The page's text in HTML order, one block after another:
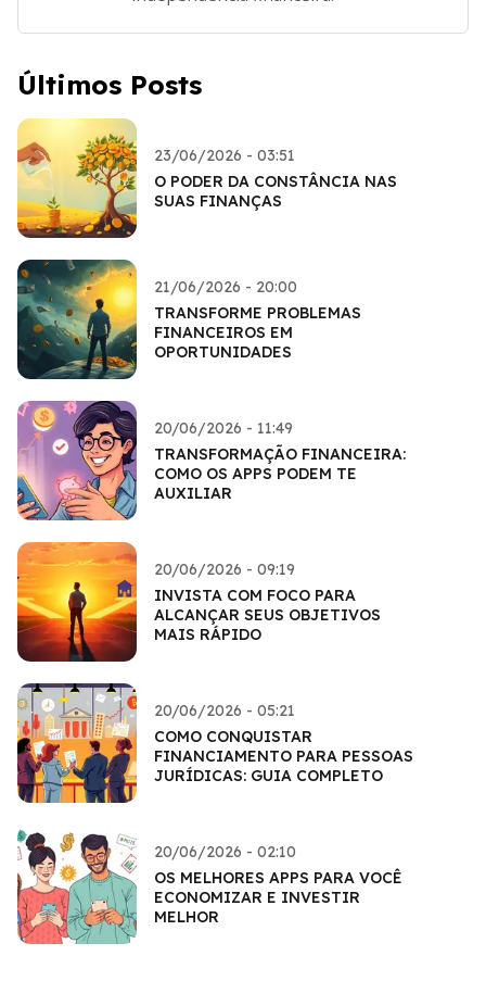
Últimos Posts
23/06/2026 - 03:51
O PODER DA CONSTÂNCIA NAS
SUAS FINANÇAS
21/06/2026 - 20:00
TRANSFORME PROBLEMAS
FINANCEIROS EM
OPORTUNIDADES
20/06/2026 - 11:49
TRANSFORMAÇÃO FINANCEIRA:
COMO OS APPS PODEM TE
AUXILIAR
20/06/2026 - 09:19
INVISTA COM FOCO PARA
ALCANÇAR SEUS OBJETIVOS
MAIS RÁPIDO
20/06/2026 - 05:21
COMO CONQUISTAR
FINANCIAMENTO PARA PESSOAS
JURÍDICAS: GUIA COMPLETO
20/06/2026 - 02:10
OS MELHORES APPS PARA VOCÊ
ECONOMIZAR E INVESTIR
MELHOR